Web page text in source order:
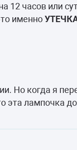
12 часов или
именно
Но когда я
эта лампочка